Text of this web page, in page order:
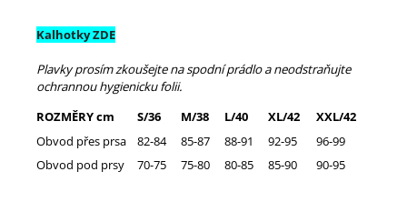
Kalhotky ZDE
Plavky prosím zkoušejte na spodní prádlo a neodstraňujte
ochrannou hygienicku folii.
ROZMĚRY cm
S/36 M/38 L/40 XL/42
XXL/42
Obvod přes prsa
82-84 85-87 88-91 92-95
96-99
Obvod pod prsy
70-75 75-80 80-85 85-90 90-95